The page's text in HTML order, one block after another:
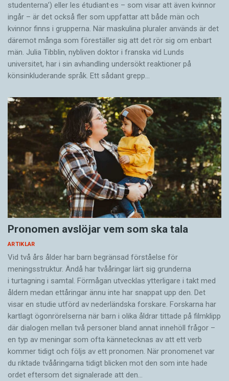
studenterna’) eller les étudiant·es – som visar att även kvinnor
ingår – är det också fler som uppfattar att både män och
kvinnor finns i grupperna. När maskulina pluraler används är det
där­emot många som föreställer sig att det rör sig om enbart
män. Julia Tibblin, nybliven doktor i franska vid Lunds
universitet, har i sin avhandling undersökt reaktioner på
könsinkluderande språk. Ett sådant grepp…
Pronomen avslöjar vem som ska tala
ARTIKLAR
Vid två års ålder har barn begränsad förståelse för
meningsstruktur. Ändå har tvååringar lärt sig grunderna
i turtagning i samtal. Förmågan utvecklas ytterligare i takt med
åldern medan ettåringar ännu inte har snappat upp den. Det
visar en studie utförd av nederländska forskare. Forskarna har
kartlagt ögonrörelserna när barn i olika åldrar tittade på filmklipp
där dialogen mellan två personer bland annat innehöll frågor –
en typ av meningar som ofta kännetecknas av att ett verb
kommer tidigt och följs av ett pronomen. När pronomenet var
du riktade tvååringarna tidigt blicken mot den som inte hade
ordet eftersom det ­signalerade att den…